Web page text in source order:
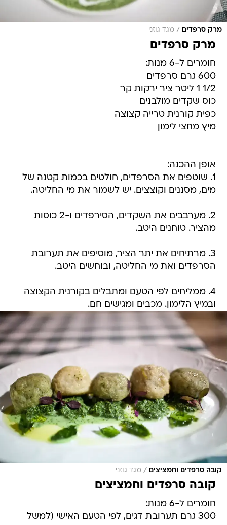
מרק סרפדים / מגד גוזני
מרק סרפדים
חומרים ל-6 מנות:
600 גרם סרפדים
1/2 1 ליטר ציר ירקות קר
כוס שקדים מולבנים
כפית קורנית טרייה קצוצה
מיץ מחצי לימון
אופן ההכנה:
1. שוטפים את הסרפדים, חולטים בכמות קטנה של
מים, מסננים וקוצצים. יש לשמור את מי החליטה.
2. מערבבים את השקדים, הסירפדים ו-2 כוסות
מהציר. טוחנים היטב.
3. מרתיחים את יתר הציר, מוסיפים את תערובת
הסרפדים ואת מי החליטה, ובוחשים היטב.
4. ממליחים לפי הטעם ומתבלים בקורנית הקצוצה
ובמיץ הלימון. מכבים ומגישים חם.
קובה סרפדים וחמציצים / מגד גוזני
קובה סרפדים וחמציצים
חומרים ל-6 מנות:
300 גרם תערובת דגים, לפי הטעם האישי (למשל